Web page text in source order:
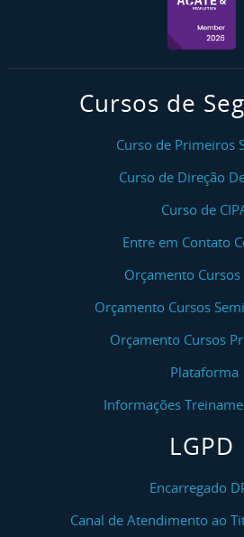
Cursos de
Curso de Primeiros
Curso de Direção
Curso de
Entre em Contato
Orçamento
Orçamento Cursos
Orçamento Cursos
Plataforma
Informações
LGPD
Encarregado
Canal de Atendimento ao